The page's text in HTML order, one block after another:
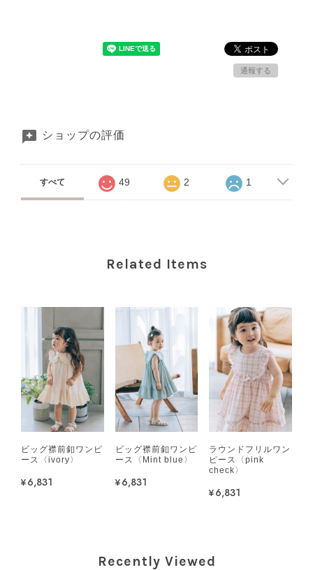
通報する
ショップの評価
すべて 49 2 1
Related Items
ビッグ襟前釦ワンピ
ース〈ivory〉
¥6,831
ビッグ襟前釦ワンピ
ース〈Mint blue〉
¥6,831
ラウンドフリルワン
ピース〈pink
check〉
¥6,831
Recently Viewed